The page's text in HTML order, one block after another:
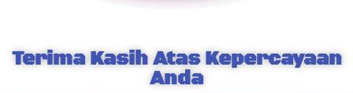
Terima Kasih Atas Kepercayaan
Anda